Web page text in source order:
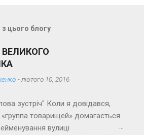
з цього блогу
-лютого 10, 2016
зустріч" Коли я довідався,
товарищей» домагається
вулиці